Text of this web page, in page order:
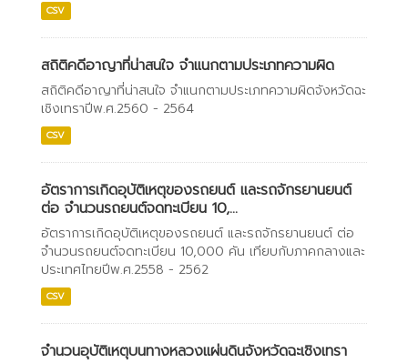
CSV
สถิติคดีอาญาที่น่าสนใจ จำแนกตามประเภทความผิด
สถิติคดีอาญาที่น่าสนใจ จำแนกตามประเภทความผิดจังหวัดฉะ
เชิงเทราปีพ.ศ.2560 - 2564
CSV
อัตราการเกิดอุบัติเหตุของรถยนต์ และรถจักรยานยนต์
ต่อ จำนวนรถยนต์จดทะเบียน 10,...
อัตราการเกิดอุบัติเหตุของรถยนต์ และรถจักรยานยนต์ ต่อ
จำนวนรถยนต์จดทะเบียน 10,000 คัน เทียบกับภาคกลางและ
ประเทศไทยปีพ.ศ.2558 - 2562
CSV
จำนวนอุบัติเหตุบนทางหลวงแผ่นดินจังหวัดฉะเชิงเทรา